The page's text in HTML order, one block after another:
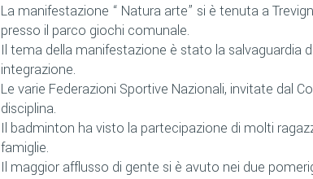
La manifestazione “ Natura arte” si è tenuta a
presso il parco giochi comunale.
Il tema della manifestazione è stato la salvaguardia
integrazione.
Le varie Federazioni Sportive Nazionali, invitate dal
disciplina.
Il badminton ha visto la partecipazione di molti
famiglie.
Il maggior afflusso di gente si è avuto nei due